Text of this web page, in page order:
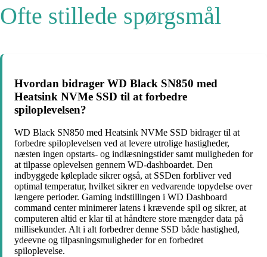
Ofte stillede spørgsmål
Hvordan bidrager WD Black SN850 med
Heatsink NVMe SSD til at forbedre
spiloplevelsen?
WD Black SN850 med Heatsink NVMe SSD bidrager til at
forbedre spiloplevelsen ved at levere utrolige hastigheder,
næsten ingen opstarts- og indlæsningstider samt muligheden for
at tilpasse oplevelsen gennem WD-dashboardet. Den
indbyggede køleplade sikrer også, at SSDen forbliver ved
optimal temperatur, hvilket sikrer en vedvarende topydelse over
længere perioder. Gaming indstillingen i WD Dashboard
command center minimerer latens i krævende spil og sikrer, at
computeren altid er klar til at håndtere store mængder data på
millisekunder. Alt i alt forbedrer denne SSD både hastighed,
ydeevne og tilpasningsmuligheder for en forbedret
spiloplevelse.